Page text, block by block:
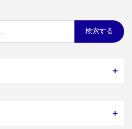
検索する
＋
＋